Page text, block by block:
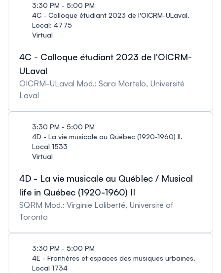
3:30 PM - 5:00 PM
4C - Colloque étudiant 2023 de l'OICRM-ULaval.
Local: 4775
Virtual
4C - Colloque étudiant 2023 de l'OICRM-
ULaval
OICRM-ULaval Mod.: Sara Martelo, Université
Laval
3:30 PM - 5:00 PM
4D - La vie musicale au Québec (1920-1960) II.
Local 1533
Virtual
4D - La vie musicale au QuébIec / Musical
life in Québec (1920-1960) II
SQRM Mod.: Virginie Laliberté, Université of
Toronto
3:30 PM - 5:00 PM
4E - Frontières et espaces des musiques urbaines.
Local 1734